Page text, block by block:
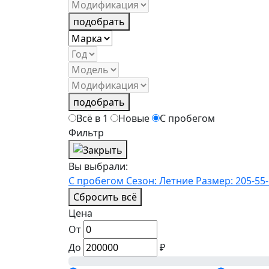
подобрать
подобрать
Всё в 1
Новые
С пробегом
Фильтр
Вы выбрали:
С пробегом Сезон: Летние Размер: 205-
Сбросить всё
Цена
От
До
₽